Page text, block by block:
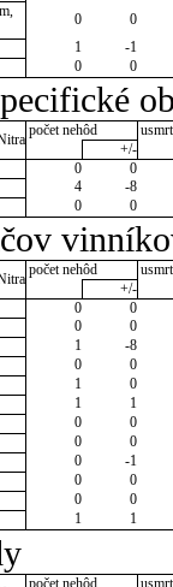
0
0
1
-1
0 0
počet nehôd
+/-
0
0
4
-8
0 0
počet nehôd
+/-
0
0
0
0
1
-8
0
0
1
0
1
1
0
0
0
0
0
-1
0
0
0
0
1 1
počet nehôd